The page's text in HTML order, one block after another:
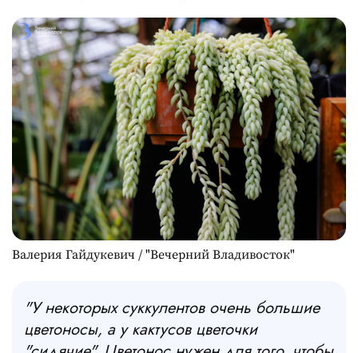
Валерия Гайдукевич / "Вечерний Владивосток"
"У некоторых суккулентов очень большие
цветоносы, а у кактусов цветочки